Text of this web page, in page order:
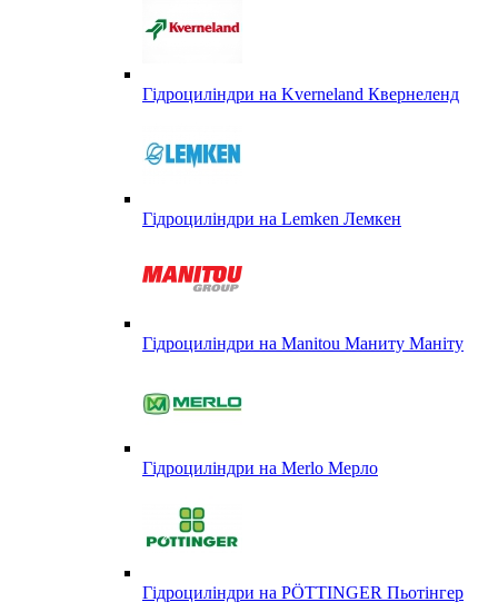
Гідроциліндри на Kverneland Квернеленд
Гідроциліндри на Lemken Лемкен
Гідроциліндри на Manitou Маниту Маніту
Гідроциліндри на Merlo Мерло
Гідроциліндри на PÖTTINGER Пьотінгер